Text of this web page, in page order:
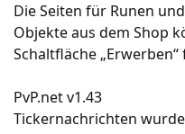
Die Seiten für Runen
Objekte aus dem Shop
Schaltfläche
PvP.net v1.43
Tickernachrichten